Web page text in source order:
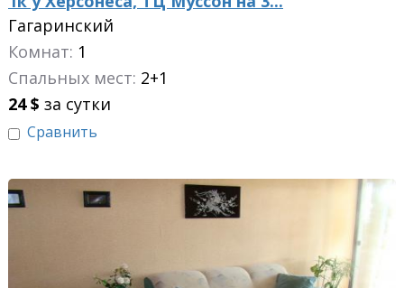
Гагаринский
Комнат: 1
Спальных мест: 2+1
24 $ за сутки
Сравнить